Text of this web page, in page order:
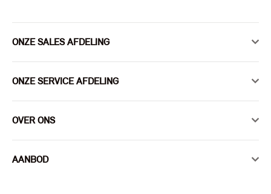
ONZE SALES AFDELING
ONZE SERVICE AFDELING
OVER ONS
AANBOD